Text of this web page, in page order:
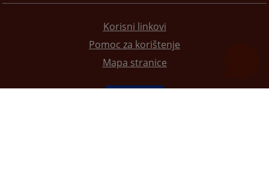
Korisni linkovi
Pomoc za korištenje
Mapa stranice